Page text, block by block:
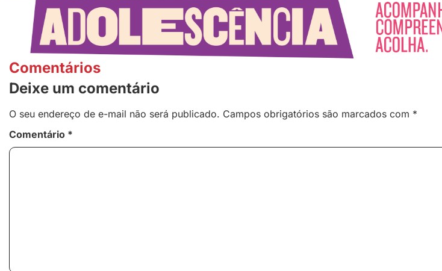
Comentários
Deixe um comentário
O seu endereço de e-mail não será publicado. Campos obrigatórios são marcados com *
Comentário *